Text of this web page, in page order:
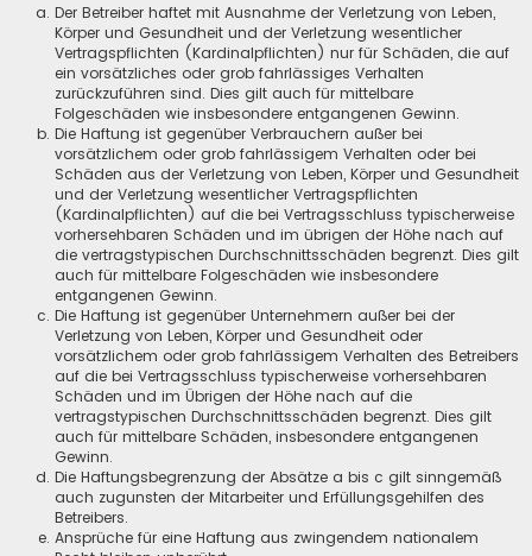
Der Betreiber haftet mit Ausnahme der Verletzung von Leben,
Körper und Gesundheit und der Verletzung wesentlicher
Vertragspflichten (Kardinalpflichten) nur für Schäden, die auf
ein vorsätzliches oder grob fahrlässiges Verhalten
zurückzuführen sind. Dies gilt auch für mittelbare
Folgeschäden wie insbesondere entgangenen Gewinn.
Die Haftung ist gegenüber Verbrauchern außer bei
vorsätzlichem oder grob fahrlässigem Verhalten oder bei
Schäden aus der Verletzung von Leben, Körper und Gesundheit
und der Verletzung wesentlicher Vertragspflichten
(Kardinalpflichten) auf die bei Vertragsschluss typischerweise
vorhersehbaren Schäden und im übrigen der Höhe nach auf
die vertragstypischen Durchschnittsschäden begrenzt. Dies gilt
auch für mittelbare Folgeschäden wie insbesondere
entgangenen Gewinn.
Die Haftung ist gegenüber Unternehmern außer bei der
Verletzung von Leben, Körper und Gesundheit oder
vorsätzlichem oder grob fahrlässigem Verhalten des Betreibers
auf die bei Vertragsschluss typischerweise vorhersehbaren
Schäden und im Übrigen der Höhe nach auf die
vertragstypischen Durchschnittsschäden begrenzt. Dies gilt
auch für mittelbare Schäden, insbesondere entgangenen
Gewinn.
Die Haftungsbegrenzung der Absätze a bis c gilt sinngemäß
auch zugunsten der Mitarbeiter und Erfüllungsgehilfen des
Betreibers.
Ansprüche für eine Haftung aus zwingendem nationalem